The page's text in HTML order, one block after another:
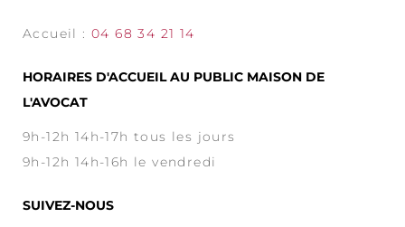
Accueil :04 68 34 21 14
HORAIRES D'ACCUEIL AU PUBLIC MAISON DE
L'AVOCAT
9h-12h 14h-17h tous les jours
9h-12h 14h-16h le vendredi
SUIVEZ-NOUS